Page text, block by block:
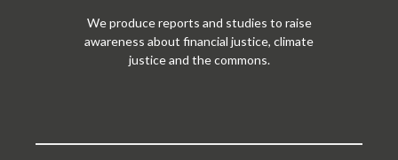
We produce reports and studies to raise
awareness about financial justice, climate
justice and the commons.